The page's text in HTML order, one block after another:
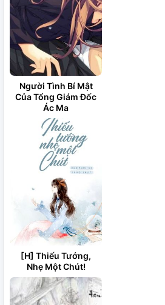
Người Tình Bí Mật
Của Tổng Giám Đốc
Ác Ma
[H] Thiếu Tướng,
Nhẹ Một Chút!